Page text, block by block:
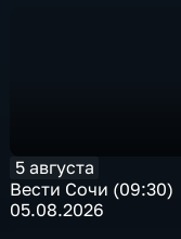
5 августа
Вести Сочи (09:30)
05.08.2026